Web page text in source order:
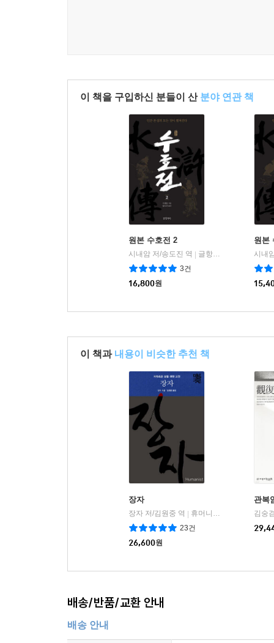
바꾸거나 보충 설명을 시詩나 사詞로 대체하는
그리고 이해하기 어려운 생소한 단어, 고유명
있는데, 이들 별명의 유래와 의미를 매회 말미
설명한 것이다. 역자가 중점적으로 참고한 자료
『수호전교주본水滸傳校注本』(2014), 성쉰창盛
체제 전복에 이르지 못한 한계
『수호전』은 역사와 허구가 뒤섞인 작품이기에
자료는 오히려 소설가의 무한한 상상력과 창의
간신들의 권력 독점, 이에 따른 농민 반란 등은
휘종徽宗(1100~1126년 재위)이다. 『상서尙書』
(요임금의 교화 아래) 백성이 모두 화목하게 되
부덕한 황제 치하에서는 이와 같은 울분과 폭력
『상서』 「태서泰誓 하下」에서는 “우리를 어
108명의 우두머리 송강은 동료 장군들을 희생시
송강은 자신이 탐관오리에 대항한 것이지 황제
그로 인해 무능한 황제이자 부패와 타락의 주범
의도와 태도를 갖는지 불명확하기 때문에, 그는
명나라 말기 통속문학가인 풍몽룡은 『수호전』
가리키며 동시에 창조적 업적을 포함한다. 독자들
이 책을 구입하신 분들이 산 분야 연관 책
원본 수호전 2
시내암 저/송도진 역
글항아리
3건
16,800원
원본
시내
이 책과 내용이 비슷한 추천 책
장자
장자 저/김원중 역
휴머니스트
23건
26,600원
관복
김숭
배송/반품/교환 안내
배송 안내